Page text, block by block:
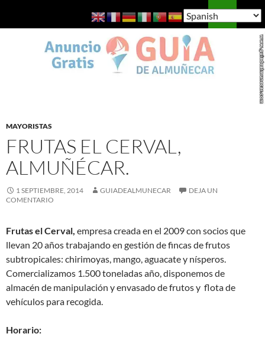
Guía de Almuñécar
MENÚ
MAYORISTAS
FRUTAS EL CERVAL,
ALMUÑÉCAR.
1 SEPTIEMBRE, 2014 GUIADEALMUNECAR
DEJA UN
COMENTARIO
Frutas el Cerval, empresa creada en el 2009 con socios que
llevan 20 años trabajando en gestión de fincas de frutos
subtropicales: chirimoyas, mango, aguacate y nísperos.
Comercializamos 1.500 toneladas año, disponemos de
almacén de manipulación y envasado de frutos y flota de
vehículos para recogida.
Horario: